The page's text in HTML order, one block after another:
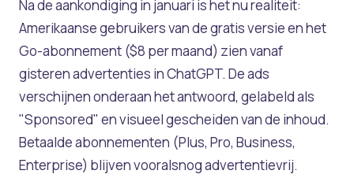
Na de aankondiging in januari is het nu realiteit:
Amerikaanse gebruikers van de gratis versie en het
Go-abonnement ($8 per maand) zien vanaf
gisteren advertenties in ChatGPT. De ads
verschijnen onderaan het antwoord, gelabeld als
"Sponsored" en visueel gescheiden van de inhoud.
Betaalde abonnementen (Plus, Pro, Business,
Enterprise) blijven vooralsnog advertentievrij.